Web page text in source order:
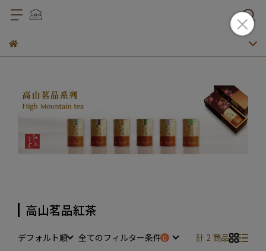
高山茗品紅茶
デフォルト順 全てのフィルター条件 計 2 商品